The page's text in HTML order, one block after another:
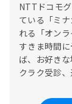
NTTドコモ
ている「ミ
れる「オンラ
すきま時間
ば、お好き
クラク受診